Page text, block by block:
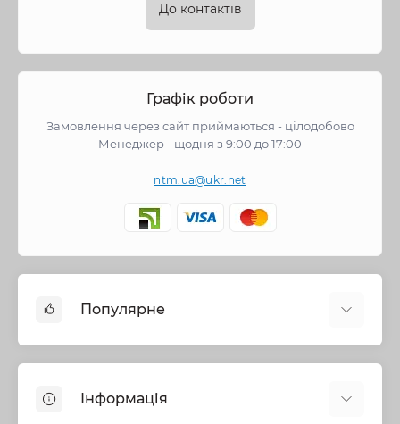
До контактів
Графік роботи
Замовлення через сайт приймаються - цілодобово
Менеджер - щодня з 9:00 до 17:00
ntm.ua@ukr.net
Популярне
Запірна арматура
Інформація